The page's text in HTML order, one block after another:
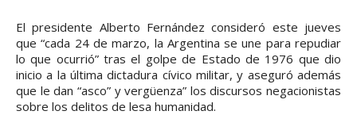
El presidente Alberto Fernández consideró este jueves
que “cada 24 de marzo, la Argentina se une para repudiar
lo que ocurrió” tras el golpe de Estado de 1976 que dio
inicio a la última dictadura cívico militar, y aseguró además
que le dan “asco” y vergüenza” los discursos negacionistas
sobre los delitos de lesa humanidad.